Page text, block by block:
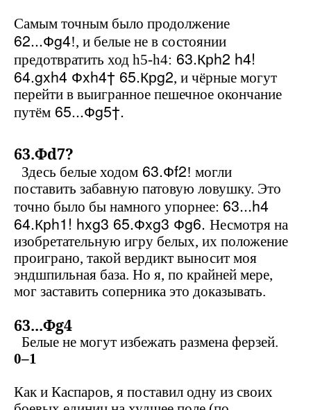
Самым точным было продолжение
62...Фg4!, и белые не в состоянии
предотвратить ход h5-h4: 63.Крh2 h4!
64.gxh4 Фxh4† 65.Крg2, и чёрные могут
перейти в выигранное пешечное окончание
путём 65...Фg5†.
63.Фd7?
Здесь белые ходом 63.Фf2! могли
поставить забавную патовую ловушку. Это
точно было бы намного упорнее: 63...h4
64.Крh1! hxg3 65.Фxg3 Фg6. Несмотря на
изобретательную игру белых, их положение
проиграно, такой вердикт выносит моя
эндшпильная база. Но я, по крайней мере,
мог заставить соперника это доказывать.
63...Фg4
Белые не могут избежать размена ферзей.
0–1
Как и Каспаров, я поставил одну из своих